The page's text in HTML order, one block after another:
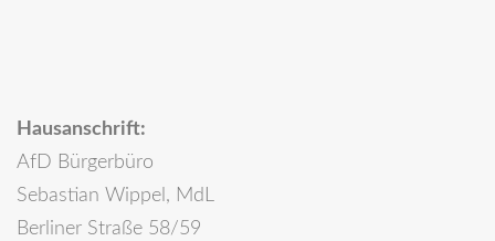
Hausanschrift:
AfD Bürgerbüro
Sebastian Wippel, MdL
Berliner Straße 58/59